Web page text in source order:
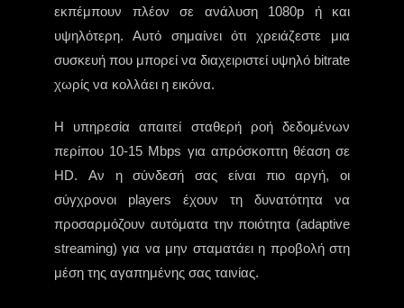
εκπέμπουν πλέον σε ανάλυση 1080p ή και
υψηλότερη. Αυτό σημαίνει ότι χρειάζεστε μια
συσκευή που μπορεί να διαχειριστεί υψηλό bitrate
χωρίς να κολλάει η εικόνα.
Η υπηρεσία απαιτεί σταθερή ροή δεδομένων
περίπου 10-15 Mbps για απρόσκοπτη θέαση σε
HD. Αν η σύνδεσή σας είναι πιο αργή, οι
σύγχρονοι players έχουν τη δυνατότητα να
προσαρμόζουν αυτόματα την ποιότητα (adaptive
streaming) για να μην σταματάει η προβολή στη
μέση της αγαπημένης σας ταινίας.